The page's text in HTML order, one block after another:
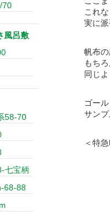
これ
実に派
帆布の
もち
同じ
ゴー
サンプ
＜特
70
風呂敷
58-70
七宝柄
68-88